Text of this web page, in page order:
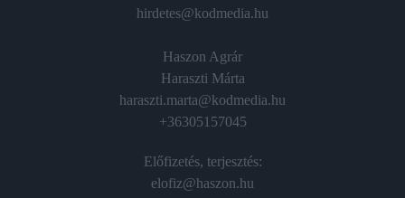
hirdetes@kodmedia.hu
Haszon Agrár
Haraszti Márta
haraszti.marta@kodmedia.hu
+36305157045
Előfizetés, terjesztés:
elofiz@haszon.hu